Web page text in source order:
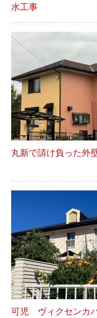
水工事
丸新で請け負った外
可児 ヴィクセンカ